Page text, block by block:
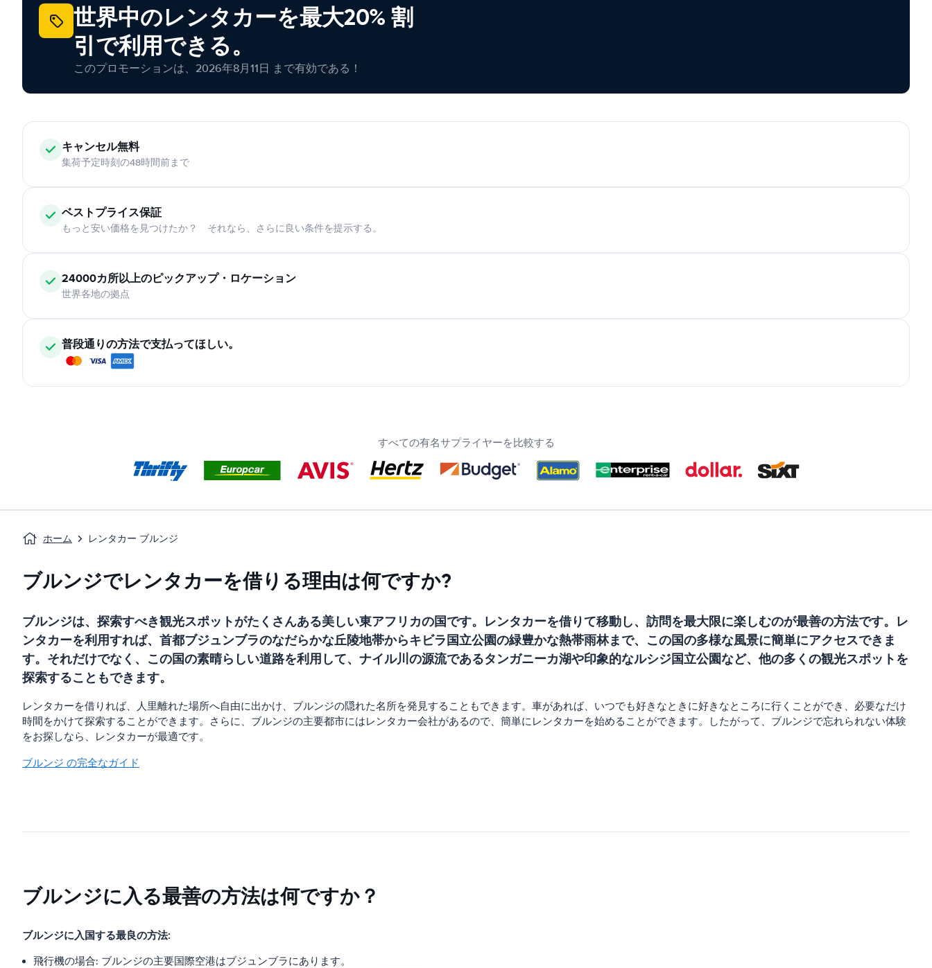
世界中のレンタカーを最大20% 割
引で利用できる。
このプロモーションは、2026年8月11日 まで有効である！
キャンセル無料
集荷予定時刻の48時間前まで
ベストプライス保証
もっと安い価格を見つけたか？ それなら、さらに良い条件を提示する。
24000カ所以上のピックアップ・ロケーション
世界各地の拠点
普段通りの方法で支払ってほしい。
すべての有名サプライヤーを比較する
ホーム レンタカー ブルンジ
ブルンジでレンタカーを借りる理由は何ですか?
ブルンジは、探索すべき観光スポットがたくさんある美しい東アフリカの国です。レンタカーを借りて移動し、訪問を最大限に楽しむのが最善の方法です。レ
ンタカーを利用すれば、首都ブジュンブラのなだらかな丘陵地帯からキビラ国立公園の緑豊かな熱帯雨林まで、この国の多様な風景に簡単にアクセスできま
す。それだけでなく、この国の素晴らしい道路を利用して、ナイル川の源流であるタンガニーカ湖や印象的なルシジ国立公園など、他の多くの観光スポットを
探索することもできます。
レンタカーを借りれば、人里離れた場所へ自由に出かけ、ブルンジの隠れた名所を発見することもできます。車があれば、いつでも好きなときに好きなところに行くことができ、必要なだけ
時間をかけて探索することができます。さらに、ブルンジの主要都市にはレンタカー会社があるので、簡単にレンタカーを始めることができます。したがって、ブルンジで忘れられない体験
をお探しなら、レンタカーが最適です。
ブルンジ の完全なガイド
ブルンジに入る最善の方法は何ですか？
ブルンジに入国する最良の方法:
飛行機の場合: ブルンジの主要国際空港はブジュンブラにあります。